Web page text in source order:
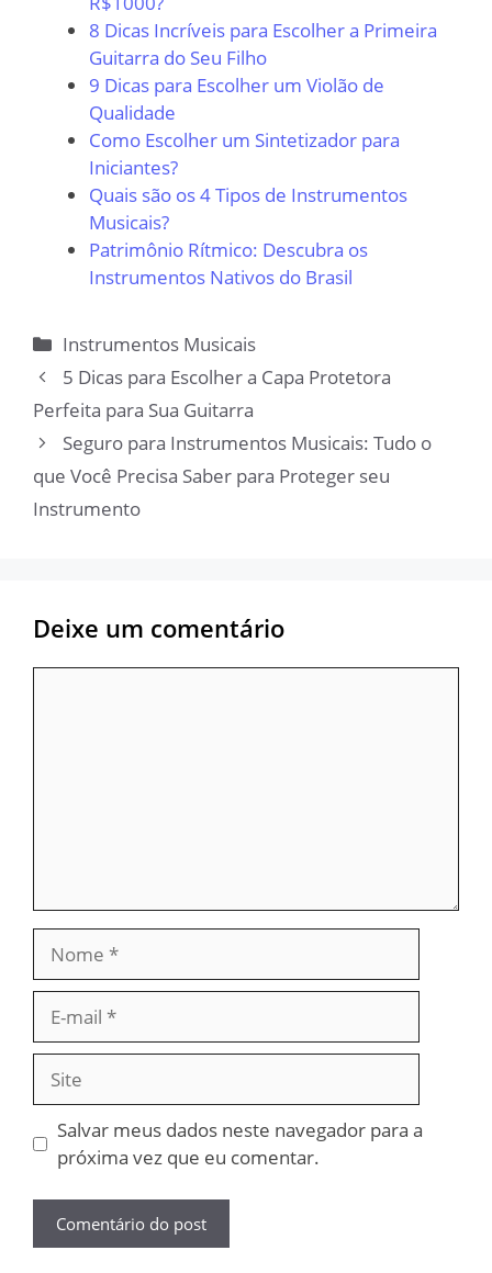
8 Dicas Incríveis para Escolher a Primeira
Guitarra do Seu Filho
9 Dicas para Escolher um Violão de
Qualidade
Como Escolher um Sintetizador para
Iniciantes?
Quais são os 4 Tipos de Instrumentos
Musicais?
Patrimônio Rítmico: Descubra os
Instrumentos Nativos do Brasil
Categorias
Instrumentos Musicais
5 Dicas para Escolher a Capa Protetora
Perfeita para Sua Guitarra
Seguro para Instrumentos Musicais: Tudo o
que Você Precisa Saber para Proteger seu
Instrumento
Deixe um comentário
mail
Site
Salvar meus dados neste navegador para a
próxima vez que eu comentar.